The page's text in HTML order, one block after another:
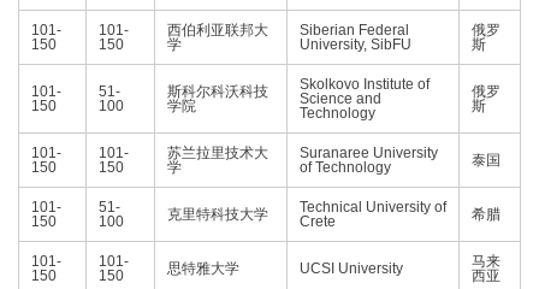
101-
150
101-
150
西伯利亚联邦大
学
Siberian Federal
University, SibFU
俄罗
斯
101-
150
51-
100
斯科尔科沃科技
学院
Skolkovo Institute of
Science and
Technology
俄罗
斯
101-
150
101-
150
苏兰拉里技术大
学
Suranaree University
of Technology
泰国
101-
150
51-
100
克里特科技大学
Technical University of
Crete
希腊
101-
150
101-
150
思特雅大学 UCSI University
马来
西亚